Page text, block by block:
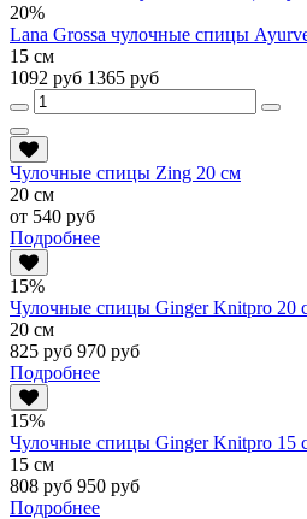
20%
Lana Grossa чулочные спицы
15 см
1092 руб 1365 руб
Чулочные спицы Zing 20 см
20 см
от 540 руб
Подробнее
15%
Чулочные спицы Ginger Knitpro 20
20 см
825 руб 970 руб
Подробнее
15%
Чулочные спицы Ginger Knitpro 15
15 см
808 руб 950 руб
Подробнее